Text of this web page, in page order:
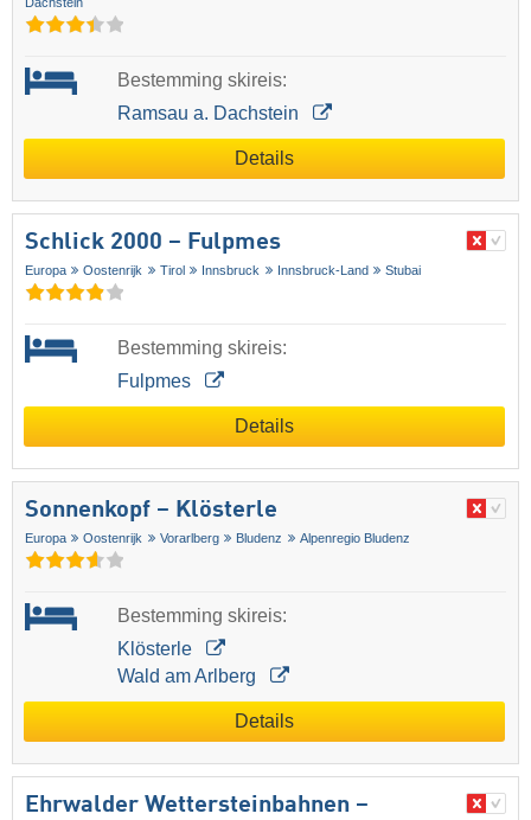
Bestemming skireis:
Ramsau a. Dachstein
Details
Schlick 2000 – Fulpmes
Europa Oostenrijk Tirol Innsbruck Innsbruck-Land Stubai
Bestemming skireis:
Fulpmes
Details
Sonnenkopf – Klösterle
Europa Oostenrijk Vorarlberg Bludenz Alpenregio Bludenz
Bestemming skireis:
Klösterle
Wald am Arlberg
Details
Ehrwalder Wettersteinbahnen –